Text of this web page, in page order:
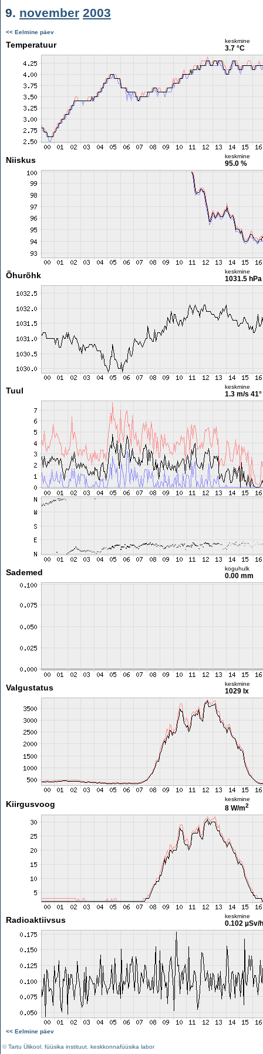
9. november 2003
<< Eelmine päev
Temperatuur keskmine
3.7 °C
Niiskus keskmine
95.0 %
Õhurõhk keskmine
1031.5 hPa
Tuul keskmine
1.3 m/s 41°
Sademed koguhulk
0.00 mm
Valgustatus keskmine
1029 lx
Kiirgusvoog
keskmine
8 W/m2
Radioaktiivsus keskmine
0.102 µSv/h
<< Eelmine päev
©Tartu Ülikool füüsika instituut keskkonnafüüsika labor